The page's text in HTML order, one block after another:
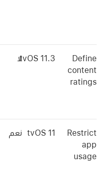
Define
content
ratings
tvOS 11.3لا
Restrict
app
usage
tvOS 11 نعم